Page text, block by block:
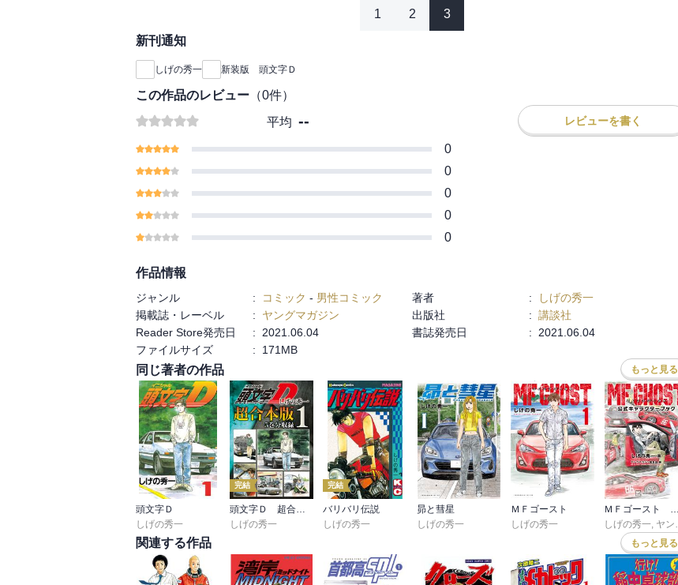
1 2 3
新刊通知
しげの秀一 新装版 頭文字Ｄ
この作品のレビュー （0件）
平均 -- レビューを書く
0
0
0
0
0
作品情報
ジャンル : コミック - 男性コミック 著者 :
しげの秀一
掲載誌・レーベル
: ヤングマガジン 出版社 : 講談社
Reader Store発売日
: 2021.06.04 書誌発売日 : 2021.06.04
ファイルサイズ
: 171MB
同じ著者の作品 もっと見る
頭文字Ｄ
しげの秀一
完結
頭文字Ｄ 超合本版
しげの秀一
完結
バリバリ伝説
しげの秀一
昴と彗星
しげの秀一
ＭＦゴースト
しげの秀一
しげの秀一 ヤングマガジン編集部
関連する作品 もっと見る